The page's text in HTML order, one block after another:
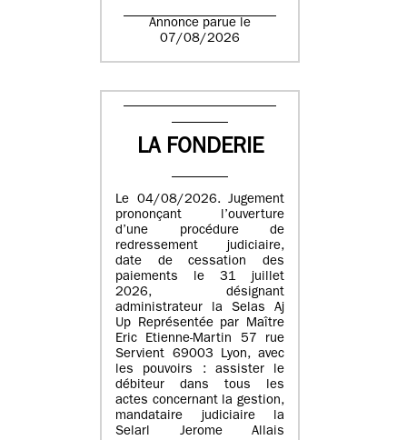
Annonce parue le
07/08/2026
LA FONDERIE
Le 04/08/2026. Jugement
prononçant l’ouverture
d’une procédure de
redressement judiciaire,
date de cessation des
paiements le 31 juillet
2026, désignant
administrateur la Selas Aj
Up Représentée par Maître
Eric Etienne-Martin 57 rue
Servient 69003 Lyon, avec
les pouvoirs : assister le
débiteur dans tous les
actes concernant la gestion,
mandataire judiciaire la
Selarl Jerome Allais